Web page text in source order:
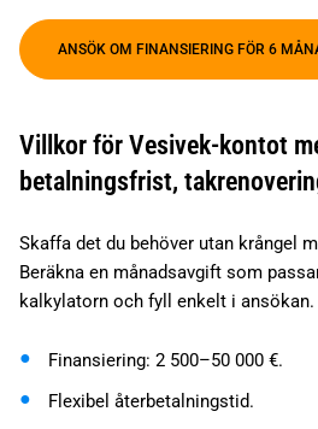
ANSÖK OM FINANSIERING FÖR 6
Villkor för Vesivek-kontot
betalningsfrist,
Skaffa det du behöver utan krångel
Beräkna en månadsavgift som
kalkylatorn och fyll enkelt i ansökan.
Finansiering: 2 500–50 000 €.
Flexibel återbetalningstid.